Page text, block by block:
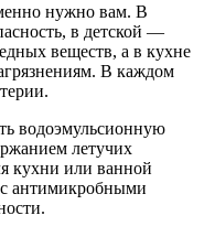
нужно вам. В
в детской —
веществ, а в кухне
В каждом
водоэмульсионную
летучих
кухни или ванной
антимикробными